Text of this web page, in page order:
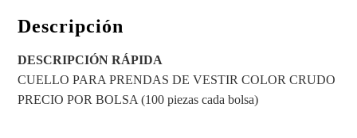
Descripción
DESCRIPCIÓN RÁPIDA
CUELLO PARA PRENDAS DE VESTIR COLOR CRUDO
PRECIO POR BOLSA (100 piezas cada bolsa)